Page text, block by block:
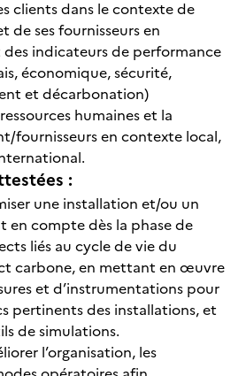
clients dans le contexte de
de ses fournisseurs en
indicateurs de performance
économique, sécurité,
et décarbonation)
humaines et la
fournisseurs en contexte local,
:
une installation et/ou un
en compte dès la phase de
liés au cycle de vie du
carbone, en mettant en œuvre
et d’instrumentations pour
pertinents des installations, et
de simulations.
l’organisation, les